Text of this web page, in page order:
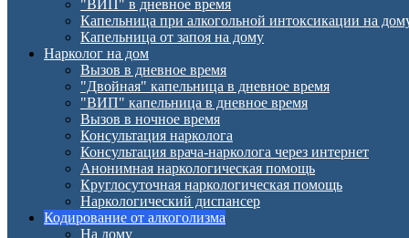
"ВИП" в дневное время
Капельница при алкогольной интоксикации на
Капельница от запоя на дому
Нарколог на дом
Вызов в дневное время
"Двойная" капельница в дневное время
"ВИП" капельница в дневное время
Вызов в ночное время
Консультация нарколога
Консультация врача-нарколога через интернет
Анонимная наркологическая помощь
Круглосуточная наркологическая помощь
Наркологический диспансер
Кодирование от алкоголизма
На дому